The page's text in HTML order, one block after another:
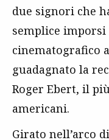
due signori che
semplice imporsi
cinematografico
guadagnato la
Roger Ebert, il
americani.
Girato nell’arco